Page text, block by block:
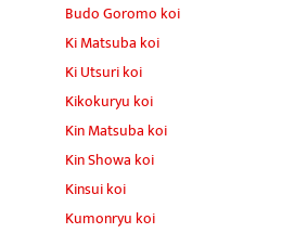
Budo Goromo koi
Ki Matsuba koi
Ki Utsuri koi
Kikokuryu koi
Kin Matsuba koi
Kin Showa koi
Kinsui koi
Kumonryu koi